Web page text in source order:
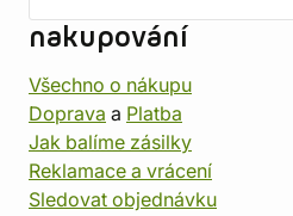
nakupování
Všechno o nákupu
Doprava a Platba
Jak balíme zásilky
Reklamace a vrácení
Sledovat objednávku